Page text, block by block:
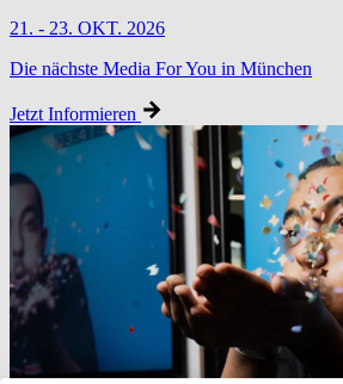
21. - 23. OKT. 2026
Die nächste Media For You in München
Jetzt Informieren